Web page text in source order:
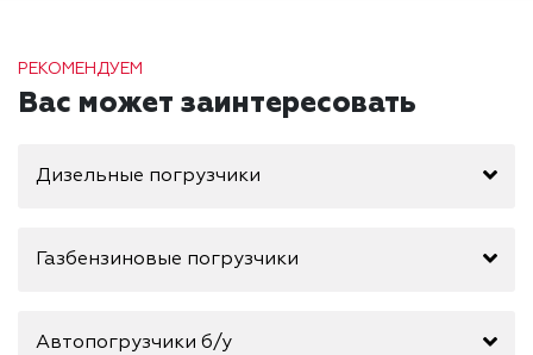
РЕКОМЕНДУЕМ
Вас может заинтересовать
Дизельные погрузчики
Газбензиновые погрузчики
Автопогрузчики б/у